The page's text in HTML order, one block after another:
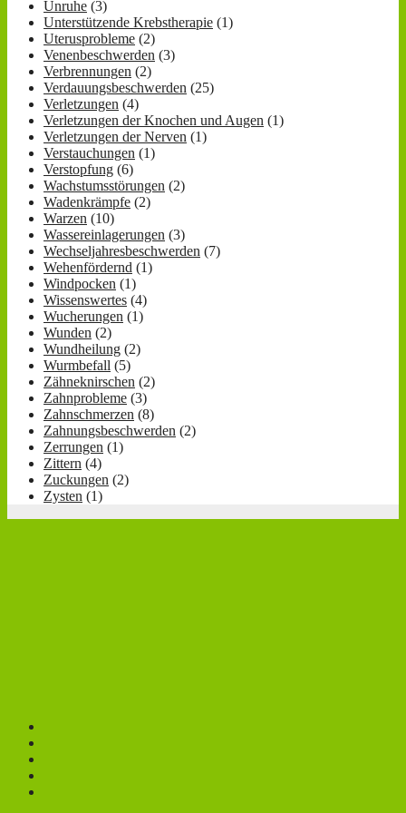
Unruhe (3)
Unterstützende Krebstherapie (1)
Uterusprobleme (2)
Venenbeschwerden (3)
Verbrennungen (2)
Verdauungsbeschwerden (25)
Verletzungen (4)
Verletzungen der Knochen und Augen (1)
Verletzungen der Nerven (1)
Verstauchungen (1)
Verstopfung (6)
Wachstumsstörungen (2)
Wadenkrämpfe (2)
Warzen (10)
Wassereinlagerungen (3)
Wechseljahresbeschwerden (7)
Wehenfördernd (1)
Windpocken (1)
Wissenswertes (4)
Wucherungen (1)
Wunden (2)
Wundheilung (2)
Wurmbefall (5)
Zähneknirschen (2)
Zahnprobleme (3)
Zahnschmerzen (8)
Zahnungsbeschwerden (2)
Zerrungen (1)
Zittern (4)
Zuckungen (2)
Zysten (1)